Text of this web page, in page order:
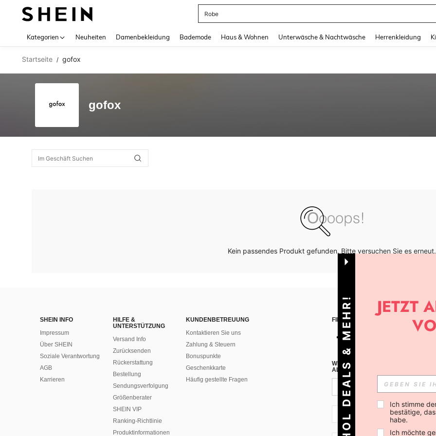
Robe
Kategorien Neuheiten Damenbekleidung Bademode Haus & Wohnen Unterwäsche & Nachtwäsche Herrenkleidung
Startseite / gofox
gofox
Kein passendes Produkt gefunden. Bitte versuchen Sie es erneut.
SHEIN INFO
Impressum
Über SHEIN
Soziale Verantwortung
AGB
Karrieren
HILFE &
UNTERSTÜTZUNG
Versand Info
Zurücksenden
Rückerstattung
Bestellung
Sendungsverfolgung
Größenberater
SHEIN VIP
Ranking-Richtlinie
​Produktinformationen
KUNDENBETREUUNG
Kontaktieren Sie uns
Zahlung & Steuern
Bonuspunkte
Geschenkkarte
Häufig gestellte Fragen
FINDEN SIE UNS AUF
WENN DU DICH FÜR UNSEREN
ALLEN ANDEREN ERFAHREN (DU
CH + 41
HOL DEALS & MEHR! Ich stimme
bestätige,
habe.
Ich möchte